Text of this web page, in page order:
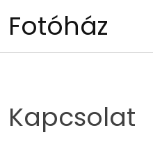
Fotóház
Kapcsolat